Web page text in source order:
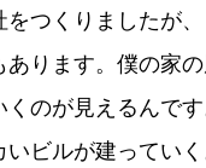
つくりましたが
ります。僕の家
のが見えるんで
ビルが建ってい